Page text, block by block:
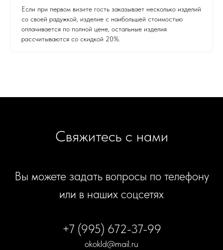
Если при первом визите гость заказывает несколько изделий
со своей радужкой, изделие с наибольшей стоимостью
оплачивается по полной цене, остальные изделия
рассчитываются со скидкой 20%.
Свяжитесь с нами
Вы можете задать вопросы по телефону
или в наших соцсетях
+7 (995) 672-37-99
okokld@mail.ru